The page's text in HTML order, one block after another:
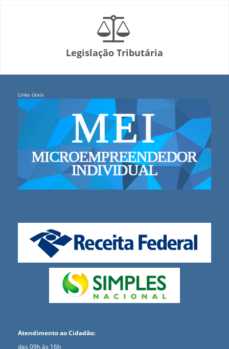
Legislação Tributária
Links úteis
Atendimento ao Cidadão:
das 09h às 16h